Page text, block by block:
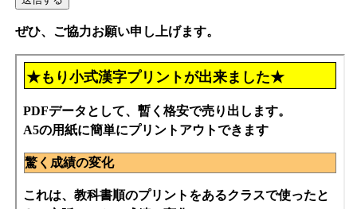
ぜひ、ご協力お願い申し上げます。